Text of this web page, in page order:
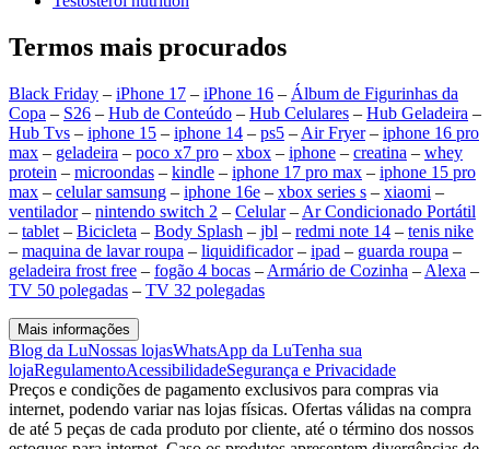
Termos mais procurados
Black Friday – iPhone 17 – iPhone 16 – Álbum de Figurinhas da
Copa – S26 – Hub de Conteúdo – Hub Celulares – Hub Geladeira –
Hub Tvs – iphone 15 – iphone 14 – ps5 – Air Fryer– iphone 16 pro
max – geladeira – poco x7 pro – xbox – iphone – creatina – whey
protein – microondas – kindle – iphone 17 pro max – iphone 15 pro
max – celular samsung – iphone 16e – xbox series s – xiaomi –
ventilador– nintendo switch 2 – Celular– Ar Condicionado Portátil
– tablet – Bicicleta – Body Splash – jbl – redmi note 14 – tenis nike
– maquina de lavar roupa – liquidificador– ipad – guarda roupa –
geladeira frost free – fogão 4 bocas – Armário de Cozinha – Alexa –
TV 50 polegadas – TV 32 polegadas
Mais informações
Blog da LuNossas lojasWhatsApp da LuTenha sua
lojaRegulamentoAcessibilidadeSegurança e Privacidade
Preços e condições de pagamento exclusivos para compras via
internet, podendo variar nas lojas físicas. Ofertas válidas na compra
de até 5 peças de cada produto por cliente, até o término dos nossos